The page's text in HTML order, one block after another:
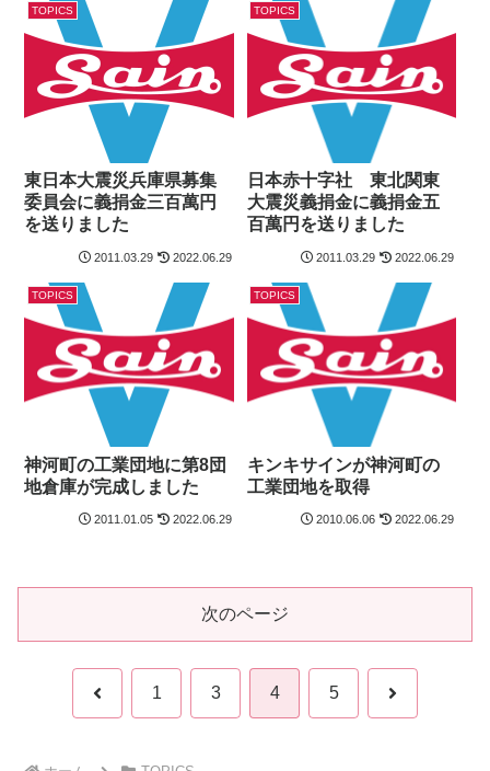
TOPICS
東日本大震災兵庫県募集
委員会に義捐金三百萬円
を送りました
2011.03.29 2022.06.29
TOPICS
日本赤十字社 東北関東
大震災義捐金に義捐金五
百萬円を送りました
2011.03.29 2022.06.29
TOPICS
神河町の工業団地に第8団
地倉庫が完成しました
2011.01.05 2022.06.29
TOPICS
キンキサインが神河町の
工業団地を取得
2010.06.06 2022.06.29
次のページ
前 1 3 4 5 次